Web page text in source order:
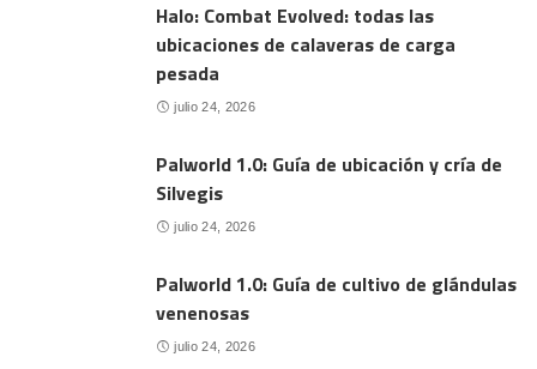
Halo: Combat Evolved: todas las
ubicaciones de calaveras de carga
pesada
julio 24, 2026
Palworld 1.0: Guía de ubicación y cría de
Silvegis
julio 24, 2026
Palworld 1.0: Guía de cultivo de glándulas
venenosas
julio 24, 2026